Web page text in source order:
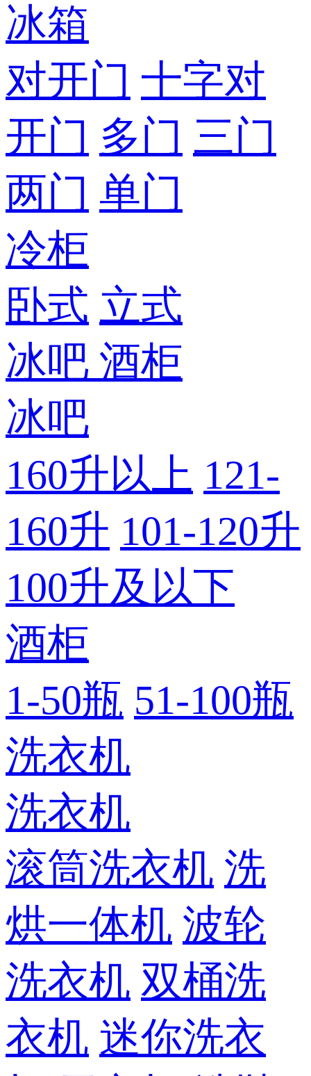
冰箱
对开门 十字对
开门 多门 三门
两门 单门
冷柜
卧式 立式
冰吧 酒柜
冰吧
160升以上 121-
160升 101-120升
100升及以下
酒柜
1-50瓶 51-100瓶
洗衣机
洗衣机
滚筒洗衣机 洗
烘一体机 波轮
洗衣机 双桶洗
衣机 迷你洗衣